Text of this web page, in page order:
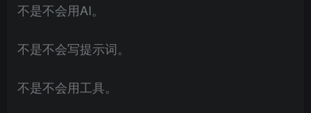
不是不会用AI。
不是不会写提示词。
不是不会用工具。